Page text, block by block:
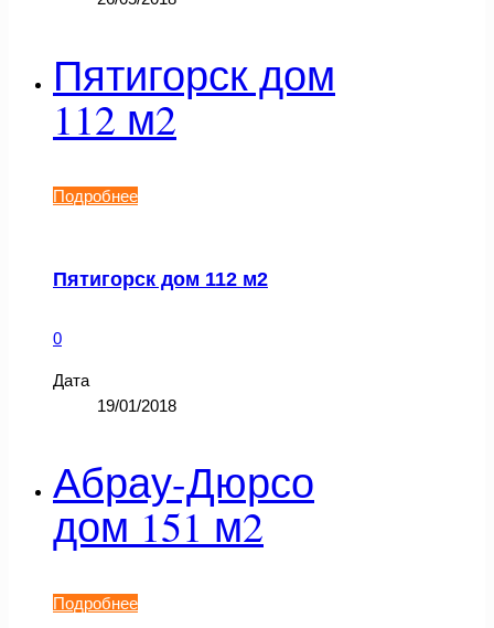
Пятигорск дом
112 м2
Подробнее
Пятигорск дом 112 м2
0
Дата
19/01/2018
Абрау-Дюрсо
дом 151 м2
Подробнее